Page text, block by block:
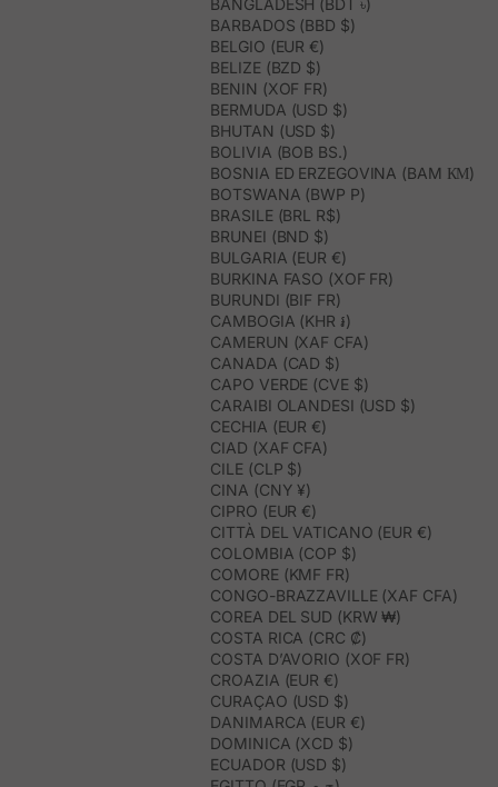
BANGLADESH (BDT ৳)
BARBADOS (BBD $)
BELGIO (EUR €)
BELIZE (BZD $)
BENIN (XOF FR)
BERMUDA (USD $)
BHUTAN (USD $)
BOLIVIA (BOB BS.)
BOSNIA ED ERZEGOVINA (BAM КМ)
BOTSWANA (BWP P)
BRASILE (BRL R$)
BRUNEI (BND $)
BULGARIA (EUR €)
BURKINA FASO (XOF FR)
BURUNDI (BIF FR)
CAMBOGIA (KHR ៛)
CAMERUN (XAF CFA)
CANADA (CAD $)
CAPO VERDE (CVE $)
CARAIBI OLANDESI (USD $)
CECHIA (EUR €)
CIAD (XAF CFA)
CILE (CLP $)
CINA (CNY ¥)
CIPRO (EUR €)
CITTÀ DEL VATICANO (EUR €)
COLOMBIA (COP $)
COMORE (KMF FR)
CONGO-BRAZZAVILLE (XAF CFA)
COREA DEL SUD (KRW ₩)
COSTA RICA (CRC ₡)
COSTA D’AVORIO (XOF FR)
CROAZIA (EUR €)
CURAÇAO (USD $)
DANIMARCA (EUR €)
DOMINICA (XCD $)
ECUADOR (USD $)